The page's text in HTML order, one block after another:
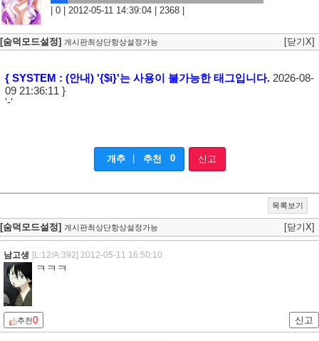
| 0 | 2012-05-11 14:39:04 | 2368 |
[숨덕모드설정] 게시판최상단항상설정가능 [닫기X]
{ SYSTEM : (안내) '{$i}'는 사용이 불가능한 태그입니다.2026-08-
09 21:36:11 }
'-'
개추 추천 0 신고
목록보기
[숨덕모드설정] 게시판최상단항상설정가능 [닫기X]
남고생 [L:12/A:392] 2012-05-11 16:50:10
ㅋㅋㅋ
추천0 신고